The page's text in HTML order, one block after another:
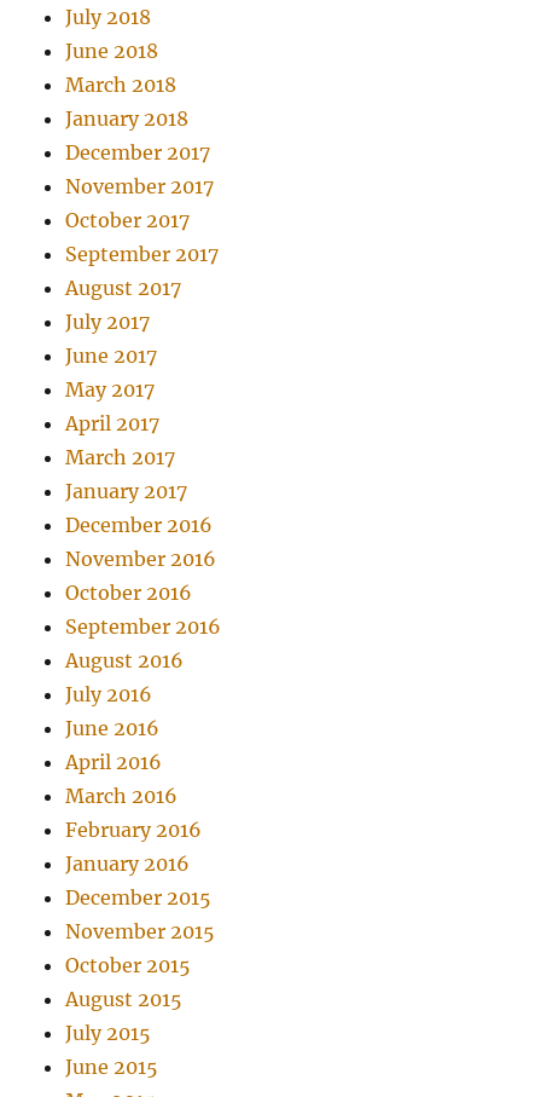
July 2018
June 2018
March 2018
January 2018
December 2017
November 2017
October 2017
September 2017
August 2017
July 2017
June 2017
May 2017
April 2017
March 2017
January 2017
December 2016
November 2016
October 2016
September 2016
August 2016
July 2016
June 2016
April 2016
March 2016
February 2016
January 2016
December 2015
November 2015
October 2015
August 2015
July 2015
June 2015